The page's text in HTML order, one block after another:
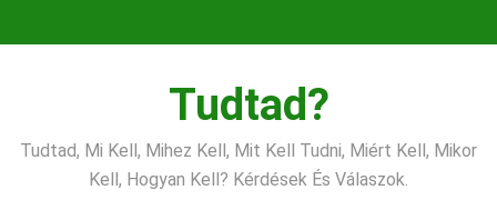
Tudtad?
Tudtad, Mi Kell, Mihez Kell, Mit Kell Tudni, Miért Kell, Mikor
Kell, Hogyan Kell? Kérdések És Válaszok.